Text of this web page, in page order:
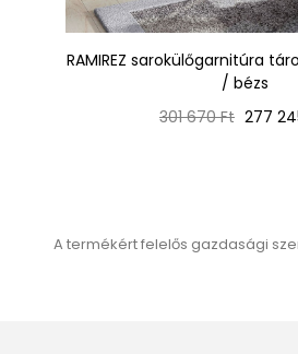
RAMIREZ sarokülőgarnitúra
/ bézs
Normál
301 670 Ft Ár
277
A termékért felelős gazdasági